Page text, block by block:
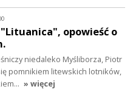
"Lituanica", opowieść o
niedaleko Myśliborza, Piotr
pomnikiem litewskich lotników,
» więcej